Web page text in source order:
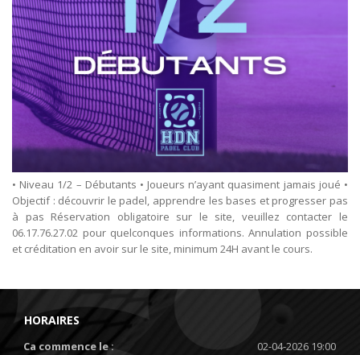
• Niveau 1/2 – Débutants • Joueurs n’ayant quasiment jamais joué •
Objectif : découvrir le padel, apprendre les bases et progresser pas
à pas Réservation obligatoire sur le site, veuillez contacter le
06.17.76.27.02 pour quelconques informations. Annulation possible
et créditation en avoir sur le site, minimum 24H avant le cours.
HORAIRES
Ca commence le :
02-04-2026 19:00